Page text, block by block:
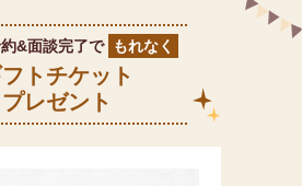
&面談完了で もれなく
トチケット
プレゼント